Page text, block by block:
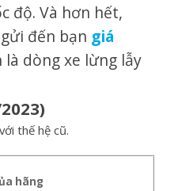
độ. Và hơn hết,
đến bạn giá
là dòng xe lừng lẫy
thế hệ cũ.
hãng